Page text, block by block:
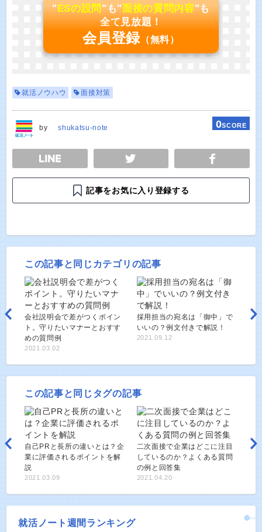
"ESの設問"も"面接の質問内容"も
全て見放題！
会員登録 （無料）
就活ノウハウ 面接対策
by shukatsu-note 0SCORE
TWEET
記事をお気に入り登録する
この記事と同じカテゴリの記事
会社説明会で差がつくポイン
ト。守りたいマナーとおすす
めの質問例
2021.03.02
採用担当の宛名は「御中」で
いいの？例文付きで解説！
2021.09.12
この記事と同じタグの記事
自己PRと長所の違いとは？企
業に評価されるポイントを解
説
2021.03.09
二次面接で企業はどこに注目
しているのか？よくある質問
の例と回答集
2021.04.20
就活ノート週間ランキング